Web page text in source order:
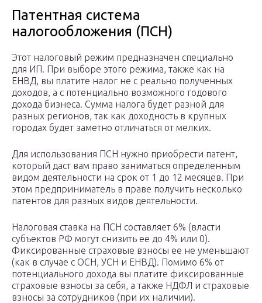
Патентная система
налогообложения (ПСН)
Этот налоговый режим предназначен специально
для ИП. При выборе этого режима, также как на
ЕНВД, вы платите налог не с реально полученных
доходов, а с потенциально возможного годового
дохода бизнеса. Сумма налога будет разной для
разных регионов, так как доходность в крупных
городах будет заметно отличаться от мелких.
Для использования ПСН нужно приобрести патент,
который даст вам право заниматься определенным
видом деятельности на срок от 1 до 12 месяцев. При
этом предприниматель в праве получить несколько
патентов для разных видов деятельности.
Налоговая ставка на ПСН составляет 6% (власти
субъектов РФ могут снизить ее до 4% или 0).
Фиксированные страховые взносы ее не уменьшают
(как в случае с ОСН, УСН и ЕНВД). Помимо 6% от
потенциального дохода вы платите фиксированные
страховые взносы за себя, а также НДФЛ и страховые
взносы за сотрудников (при их наличии).